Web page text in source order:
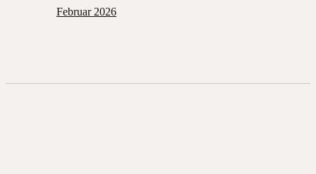
Februar 2026